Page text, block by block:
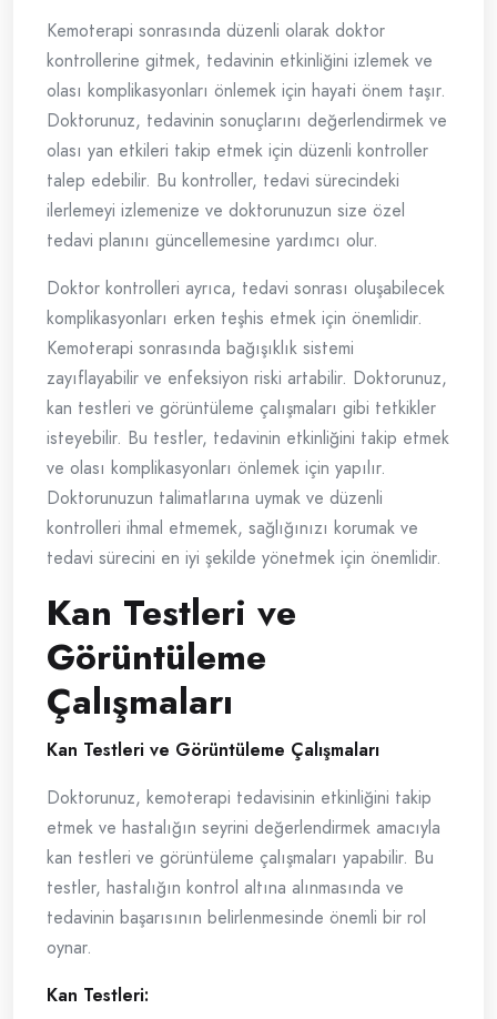
Kemoterapi sonrasında düzenli olarak doktor
kontrollerine gitmek, tedavinin etkinliğini izlemek ve
olası komplikasyonları önlemek için hayati önem taşır.
Doktorunuz, tedavinin sonuçlarını değerlendirmek ve
olası yan etkileri takip etmek için düzenli kontroller
talep edebilir. Bu kontroller, tedavi sürecindeki
ilerlemeyi izlemenize ve doktorunuzun size özel
tedavi planını güncellemesine yardımcı olur.
Doktor kontrolleri ayrıca, tedavi sonrası oluşabilecek
komplikasyonları erken teşhis etmek için önemlidir.
Kemoterapi sonrasında bağışıklık sistemi
zayıflayabilir ve enfeksiyon riski artabilir. Doktorunuz,
kan testleri ve görüntüleme çalışmaları gibi tetkikler
isteyebilir. Bu testler, tedavinin etkinliğini takip etmek
ve olası komplikasyonları önlemek için yapılır.
Doktorunuzun talimatlarına uymak ve düzenli
kontrolleri ihmal etmemek, sağlığınızı korumak ve
tedavi sürecini en iyi şekilde yönetmek için önemlidir.
Kan Testleri ve
Görüntüleme
Çalışmaları
Kan Testleri ve Görüntüleme Çalışmaları
Doktorunuz, kemoterapi tedavisinin etkinliğini takip
etmek ve hastalığın seyrini değerlendirmek amacıyla
kan testleri ve görüntüleme çalışmaları yapabilir. Bu
testler, hastalığın kontrol altına alınmasında ve
tedavinin başarısının belirlenmesinde önemli bir rol
oynar.
Kan Testleri: